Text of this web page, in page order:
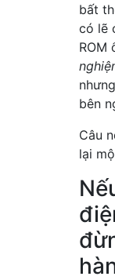
bất
có lẽ
ROM
bên
Câu
lại